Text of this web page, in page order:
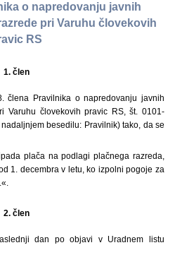
o napredovanju javnih
pri Varuhu človekovih
RS
1. člen
člena Pravilnika o napredovanju javnih
Varuhu človekovih pravic RS, št. 0101-
besedilu: Pravilnik) tako, da se
plača na podlagi plačnega razreda,
1. decembra v letu, ko izpolni pogoje za
2. člen
dan po objavi v Uradnem listu